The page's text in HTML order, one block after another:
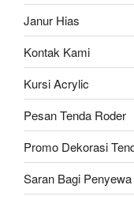
Janur Hias
Kontak Kami
Kursi Acrylic
Pesan Tenda Roder
Promo Dekorasi
Saran Bagi